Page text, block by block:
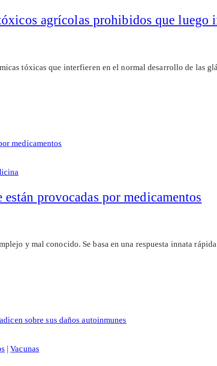
agrícolas prohibidos que luego
tóxicas que interfieren en el normal desarrollo de las
provocadas por medicamentos
y mal conocido. Se basa en una respuesta innata
|Vacunas